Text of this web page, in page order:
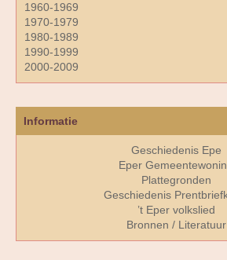
1960-1969
1970-1979
1980-1989
1990-1999
2000-2009
Informatie
Geschiedenis Epe
Eper
Plattegronden
Geschiedenis
’t Eper volkslied
Bronnen / Literatuur